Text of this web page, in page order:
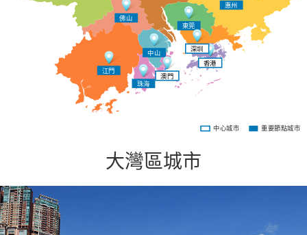
香港
東莞
深圳
惠州
珠海
江門
中山
佛山
澳門
中心城市 重要節點城市
大灣區城市